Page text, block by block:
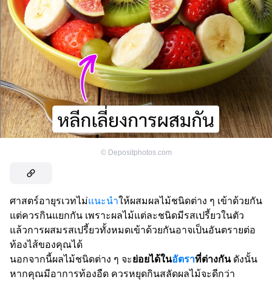
© Depositphotos.com
ศาสตร์อายุรเวทไม่แนะนำให้ผสมผลไม้ชนิดต่าง ๆ เข้าด้วยกัน
แต่ควรกินแยกกัน เพราะผลไม้แต่ละชนิดมีรสเปรี้ยวในตัว
แล้วการผสมรสเปรี้ยวทั้งหมดเข้าด้วยกันอาจเป็นอันตรายต่อ
ท้องไส้ของคุณได้
นอกจากนี้ผลไม้ชนิดต่าง ๆ จะย่อยได้ในอัตราที่ต่างกันดังนั้น
หากคุณมีอาการท้องอืด ควรหยุดกินสลัดผลไม้จะดีกว่า